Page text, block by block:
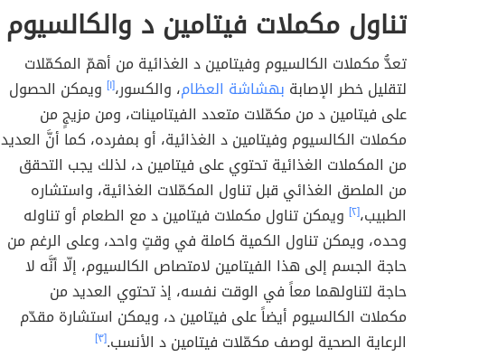
تناول مكملات فيتامين د والكالسيوم
تعدُّ مكملات الكالسيوم وفيتامين د الغذائية من أهمّ المكمّلات
لتقليل خطر الإصابة بهشاشة العظام، والكسور،[١] ويمكن الحصول
على فيتامين د من مكمّلات متعدد الفيتامينات، ومن مزيجٍ من
مكملات الكالسيوم وفيتامين د الغذائية، أو بمفرده، كما أنَّ العديد
من المكملات الغذائية تحتوي على فيتامين د، لذلك يجب التحقق
من الملصق الغذائي قبل تناول المكمّلات الغذائية، واستشاره
الطبيب،[٢]
ويمكن تناول مكملات فيتامين د مع الطعام أو تناوله
وحده، ويمكن تناول الكمية كاملة في وقتٍ واحد، وعلى الرغم من
حاجة الجسم إلى هذا الفيتامين لامتصاص الكالسيوم، إلّا أنَّه لا
حاجة لتناولهما معاً في الوقت نفسه، إذ تحتوي العديد من
مكملات الكالسيوم أيضاً على فيتامين د، ويمكن استشارة مقدّم
الرعاية الصحية لوصف مكمّلات فيتامين د الأنسب.[٣]